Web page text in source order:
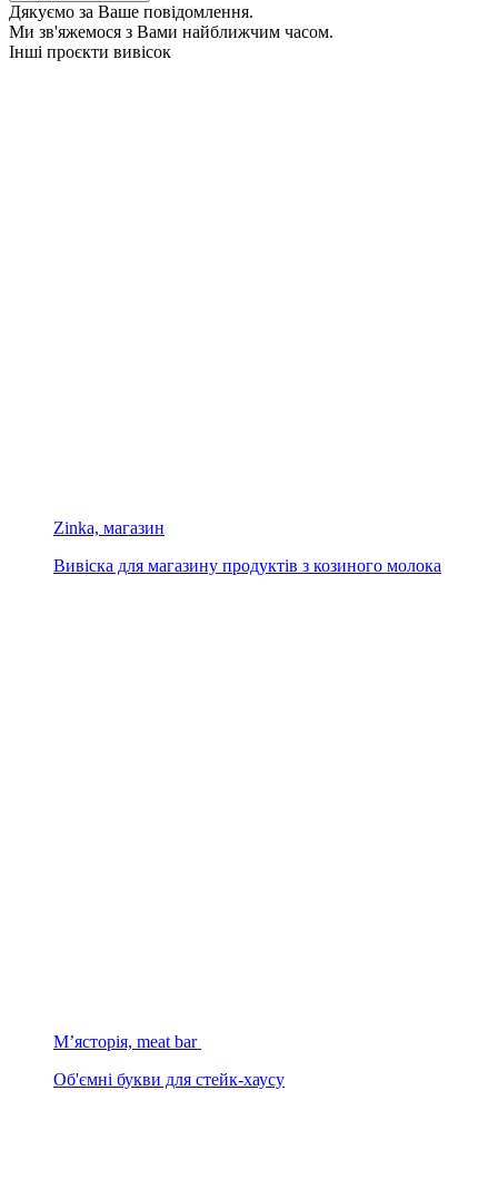
Дякуємо за Ваше повідомлення.
Ми зв'яжемося з Вами найближчим часом.
Інші проєкти вивісок
Zinka, магазин
Вивіска для магазину продуктів з козиного молока
М’ясторія, meat bar
Об'ємні букви для стейк-хаусу